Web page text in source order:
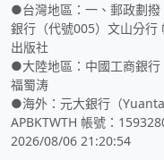
●台灣地區：一、郵政劃
銀行（代號005）文山分
出版社
●大陸地區：中國工商銀行
福蜀涛
●海外：元大銀行（Yuanta
APBKTWTH 帳號：
2026/08/06 21:20:54